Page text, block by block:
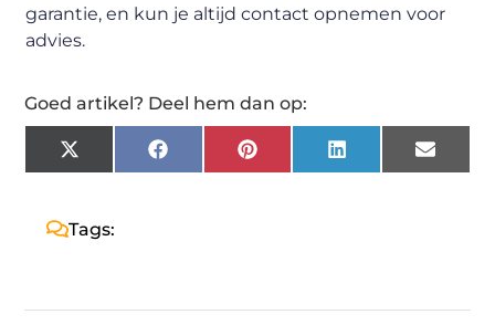
garantie, en kun je altijd contact opnemen voor
advies.
Goed artikel? Deel hem dan op:
X
(Twitter)
FacebookPinterestLinkedIn Email
Tags: